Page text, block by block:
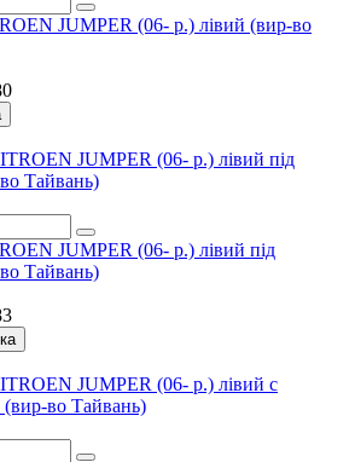
JUMPER (06- р.) лівий (вир-во
JUMPER (06- р.) лівий під
Тайвань)